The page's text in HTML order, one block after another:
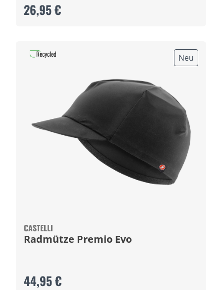
26,95 €
Neu
CASTELLI
Radmütze Premio Evo
44,95 €
Recycled